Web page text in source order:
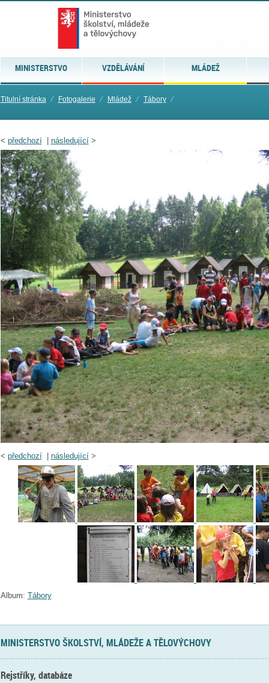
MINISTERSTVO VZDĚLÁVÁNÍ MLÁDEŽ
Titulní stránka ⁄ Fotogalerie ⁄ Mládež ⁄ Tábory ⁄
< předchozí| následující>
< předchozí| následující>
Album: Tábory
MINISTERSTVO ŠKOLSTVÍ, MLÁDEŽE A TĚLOVÝCHOVY
Rejstříky, databáze